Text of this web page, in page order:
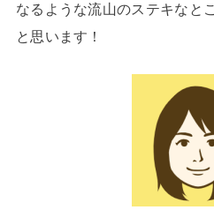
なるような流山のステキなと
と思います！